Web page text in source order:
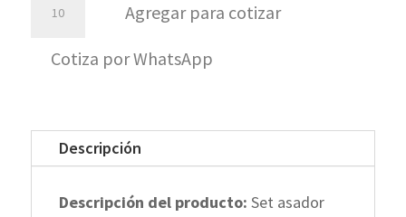
para
Agregar para cotizar
Cotiza por WhatsApp
Descripción
Descripción del producto: Set asador